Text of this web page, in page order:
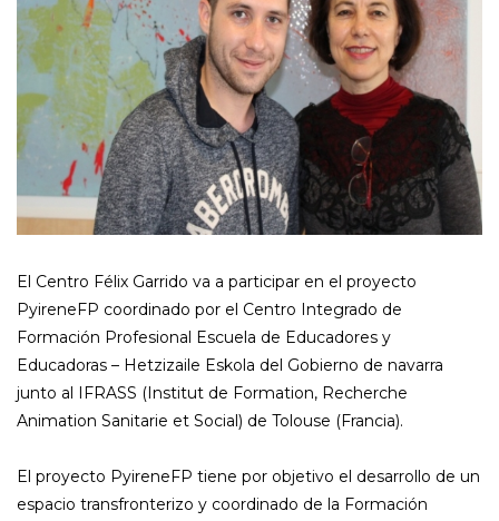
El Centro Félix Garrido va a participar en el proyecto
PyireneFP coordinado por el Centro Integrado de
Formación Profesional Escuela de Educadores y
Educadoras – Hetzizaile Eskola del Gobierno de navarra
junto al IFRASS (Institut de Formation, Recherche
Animation Sanitarie et Social) de Tolouse (Francia).
El proyecto PyireneFP tiene por objetivo el desarrollo de un
espacio transfronterizo y coordinado de la Formación